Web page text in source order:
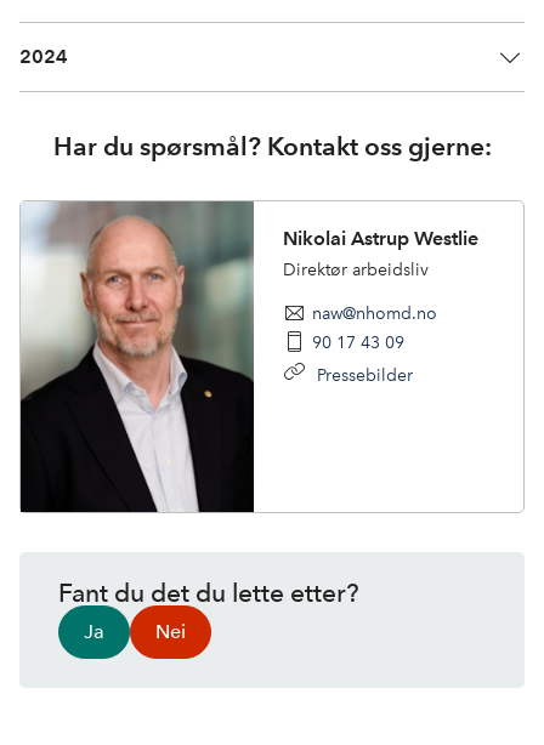
2024
Har du spørsmål? Kontakt oss gjerne:
Nikolai Astrup Westlie
Direktør arbeidsliv
naw@nhomd.no
90 17 43 09
Pressebilder
Fant du det du lette etter?
Ja Nei